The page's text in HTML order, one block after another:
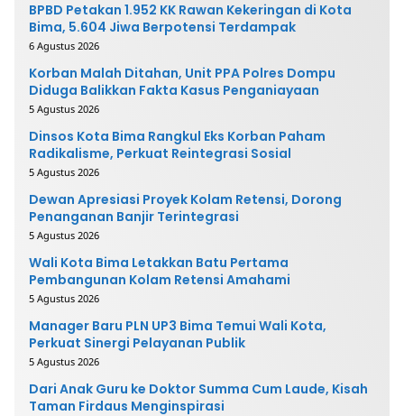
BPBD Petakan 1.952 KK Rawan Kekeringan di Kota
Bima, 5.604 Jiwa Berpotensi Terdampak
6 Agustus 2026
Korban Malah Ditahan, Unit PPA Polres Dompu
Diduga Balikkan Fakta Kasus Penganiayaan
5 Agustus 2026
Dinsos Kota Bima Rangkul Eks Korban Paham
Radikalisme, Perkuat Reintegrasi Sosial
5 Agustus 2026
Dewan Apresiasi Proyek Kolam Retensi, Dorong
Penanganan Banjir Terintegrasi
5 Agustus 2026
Wali Kota Bima Letakkan Batu Pertama
Pembangunan Kolam Retensi Amahami
5 Agustus 2026
Manager Baru PLN UP3 Bima Temui Wali Kota,
Perkuat Sinergi Pelayanan Publik
5 Agustus 2026
Dari Anak Guru ke Doktor Summa Cum Laude, Kisah
Taman Firdaus Menginspirasi